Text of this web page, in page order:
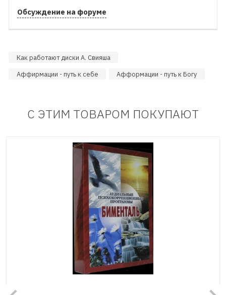
Обсуждение на форуме
Как работают диски А. Свияша
Аффирмации - путь к себе Афформации - путь к Богу
С ЭТИМ ТОВАРОМ ПОКУПАЮТ